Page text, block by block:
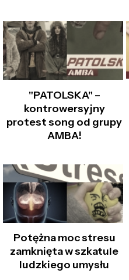
"PATOLSKA" –
kontrowersyjny
protest song od grupy
AMBA!
Potężna moc stresu
zamknięta w szkatule
ludzkiego umysłu